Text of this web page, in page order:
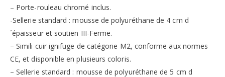
– Porte-rouleau chromé inclus.
-Sellerie standard : mousse de polyuréthane de 4 cm d
´épaisseur et soutien III-Ferme.
– Simili cuir ignifuge de catégorie M2, conforme aux normes
CE, et disponible en plusieurs coloris.
– Sellerie standard : mousse de polyuréthane de 5 cm d